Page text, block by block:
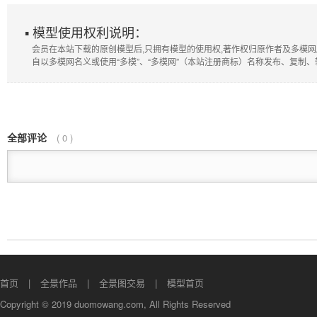
▪ 模型使用权利说明：
会员在本站下载的原创模型后,只拥有模型的使用权,著作权归原作者及多模
自以多模网名义或使用“多模”、“多模网”（本站注册商标）名称发布、复
全部评论 ( 0 )
首页 全景作品 全景图交易
模型首页
Copyright © 2019 duomowang.com, All Rights Reserved